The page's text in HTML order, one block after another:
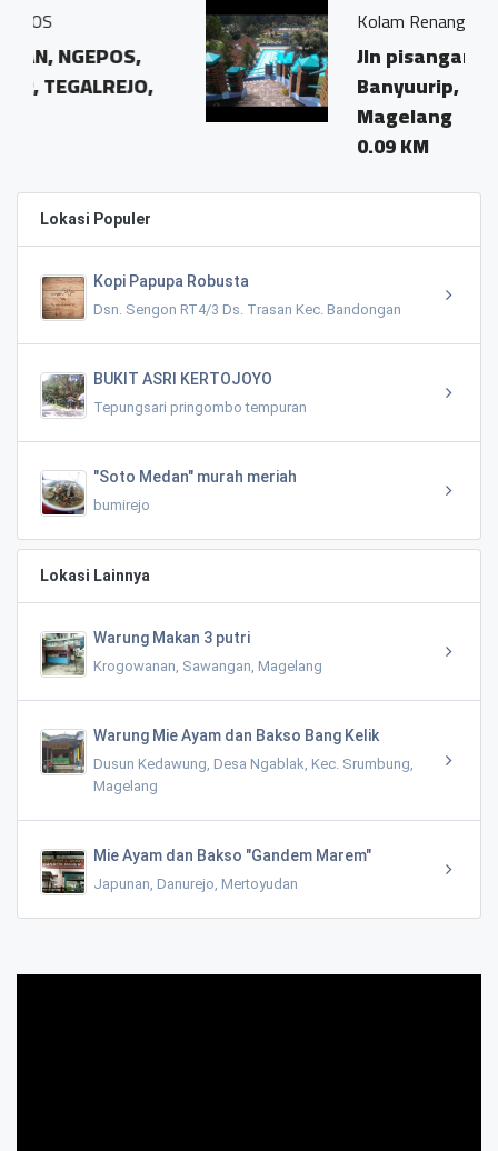
Kolam Renang Soekotjo
Jln pisangan, Ngepos,
Banyuurip, Tegalrejo,
Magelang
Lokasi Populer
Kopi Papupa Robusta
Dsn. Sengon RT4/3 Ds. Trasan Kec. Bandongan
BUKIT ASRI KERTOJOYO
Tepungsari pringombo tempuran
"Soto Medan" murah meriah
bumirejo
Lokasi Lainnya
Warung Makan 3 putri
Krogowanan, Sawangan, Magelang
Warung Mie Ayam dan Bakso Bang Kelik
Dusun Kedawung, Desa Ngablak, Kec. Srumbung,
Magelang
Mie Ayam dan Bakso "Gandem Marem"
Japunan, Danurejo, Mertoyudan